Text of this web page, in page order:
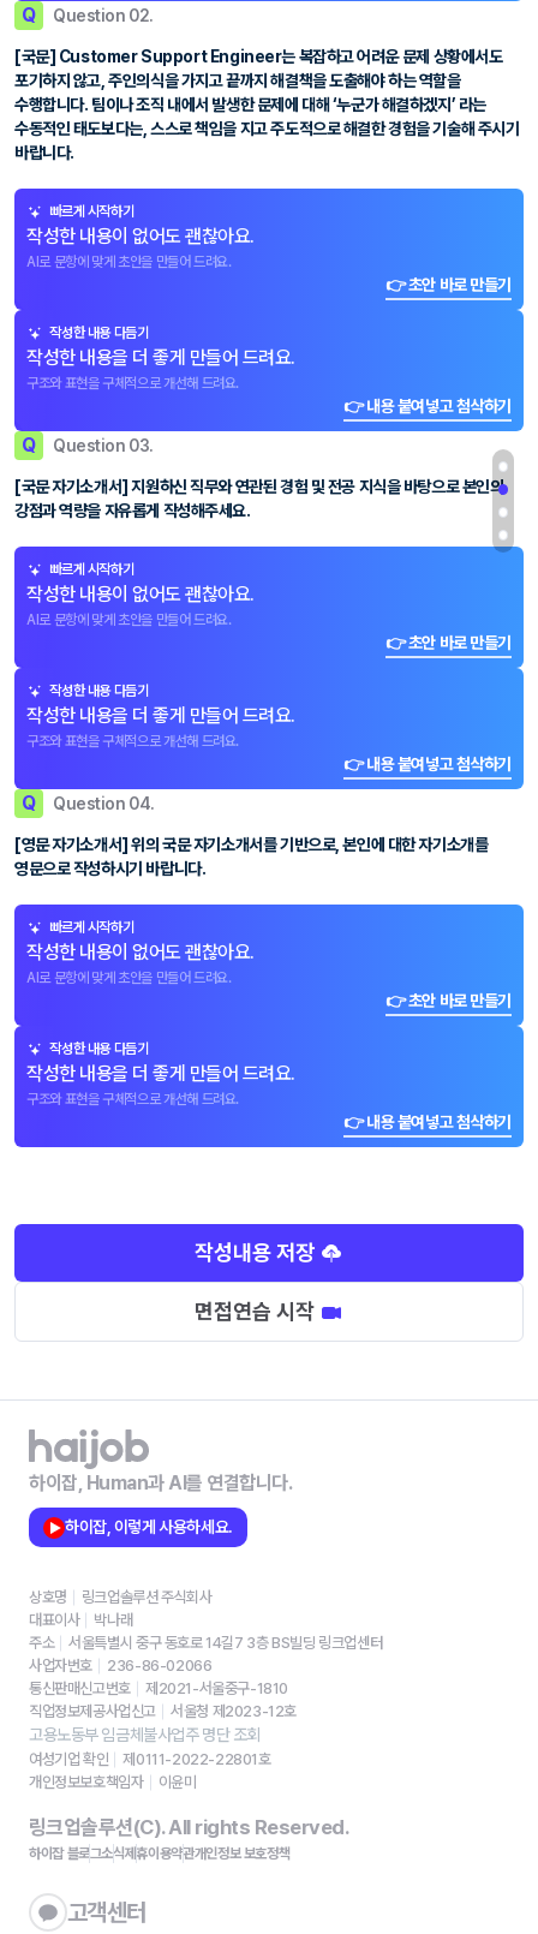
Q Question 02.
[국문] Customer Support Engineer는 복잡하고 어려운 문제 상황에서도
포기하지 않고, 주인의식을 가지고 끝까지 해결책을 도출해야 하는 역할을
수행합니다. 팀이나 조직 내에서 발생한 문제에 대해 ‘누군가 해결하겠지’ 라는
수동적인 태도보다는, 스스로 책임을 지고 주도적으로 해결한 경험을 기술해 주시기
바랍니다.
빠르게 시작하기
작성한 내용이 없어도 괜찮아요.
AI로 문항에 맞게 초안을 만들어 드려요.
👉 초안 바로 만들기
작성한 내용 다듬기
작성한 내용을 더 좋게 만들어 드려요.
구조와 표현을 구체적으로 개선해 드려요.
👉 내용 붙여넣고 첨삭하기
Q Question 03.
[국문 자기소개서] 지원하신 직무와 연관된 경험 및 전공 지식을 바탕으로 본인의
강점과 역량을 자유롭게 작성해주세요.
빠르게 시작하기
작성한 내용이 없어도 괜찮아요.
AI로 문항에 맞게 초안을 만들어 드려요.
👉 초안 바로 만들기
작성한 내용 다듬기
작성한 내용을 더 좋게 만들어 드려요.
구조와 표현을 구체적으로 개선해 드려요.
👉 내용 붙여넣고 첨삭하기
Q Question 04.
[영문 자기소개서] 위의 국문 자기소개서를 기반으로, 본인에 대한 자기소개를
영문으로 작성하시기 바랍니다.
빠르게 시작하기
작성한 내용이 없어도 괜찮아요.
AI로 문항에 맞게 초안을 만들어 드려요.
👉 초안 바로 만들기
작성한 내용 다듬기
작성한 내용을 더 좋게 만들어 드려요.
구조와 표현을 구체적으로 개선해 드려요.
👉 내용 붙여넣고 첨삭하기
작성내용 저장
면접연습 시작
하이잡, Human과 AI를 연결합니다.
하이잡, 이렇게 사용하세요.
상호명
링크업솔루션 주식회사
대표이사
박나래
주소
서울특별시 중구 동호로 14길7 3층 BS빌딩 링크업센터
사업자번호
236-86-02066
통신판매신고번호
제2021-서울중구-1810
직업정보제공사업신고
서울청 제2023-12호
고용노동부 임금체불사업주 명단 조회
여성기업 확인
제0111-2022-22801호
개인정보보호책임자
이윤미
링크업솔루션(C). All rights Reserved.
하이잡 블로그소식제휴이용약관개인정보 보호정책
고객센터